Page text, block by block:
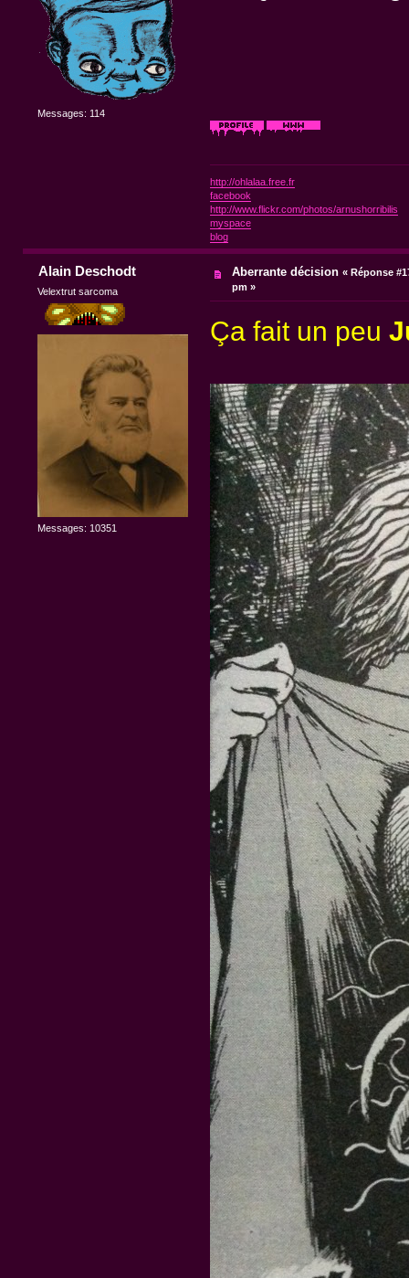
Messages: 114
http://ohlalaa.free.fr
facebook
http://www.flickr.com/photos/arnushorribilis
myspace
blog
Alain Deschodt
Velextrut sarcoma
Messages: 10351
Aberrante décision «Réponse
pm »
Ça fait un peu